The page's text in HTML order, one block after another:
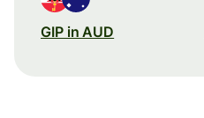
GIP in AUD